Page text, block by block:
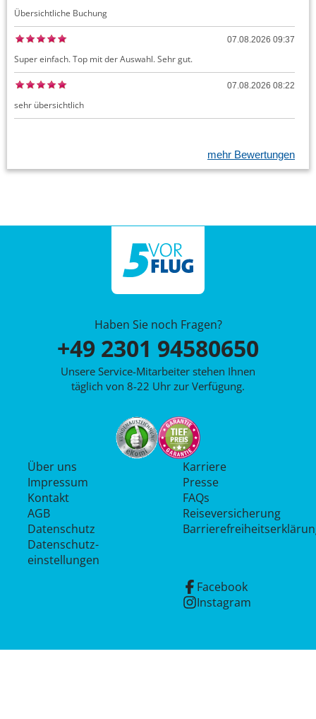
Übersichtliche Buchung
07.08.2026 09:37
Super einfach. Top mit der Auswahl. Sehr gut.
07.08.2026 08:22
sehr übersichtlich
mehr Bewertungen
Haben Sie noch Fragen?
+49 2301 94580650
Unsere Service-Mitarbeiter stehen Ihnen
täglich von 8-22 Uhr zur Verfügung.
Über uns
Impressum
Kontakt
AGB
Datenschutz
Datenschutz­
einstellungen
Karriere
Presse
FAQs
Reiseversicherung
Facebook
Instagram